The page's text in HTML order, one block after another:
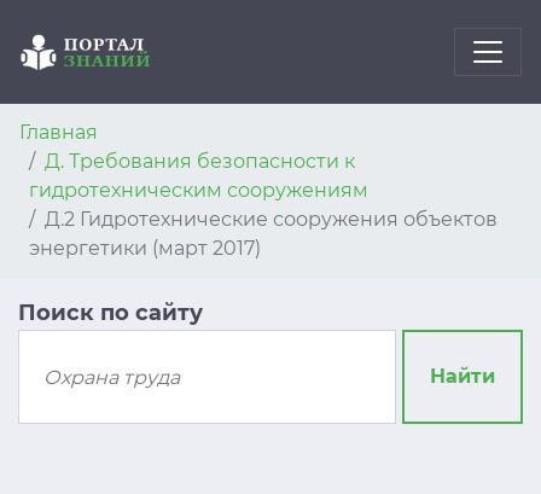
Главная
Д. Требования безопасности к
гидротехническим сооружениям
Д.2 Гидротехнические сооружения объектов
энергетики (март 2017)
Поиск по сайту
Найти